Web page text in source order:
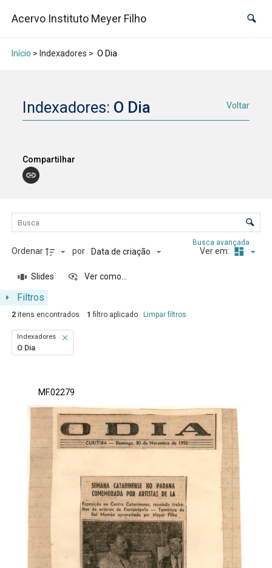
Acervo Instituto Meyer Filho
Início > Indexadores > O Dia
Indexadores: O Dia Voltar
Compartilhar
Lista de itens
Controle de ordenação e visualização
Filtros
Busca avançada
Ordenar por Data de criação Ver em:
Slides Ver como...
2itens encontrados 1 filtro aplicado Limpar filtros
Indexadores
O Dia
Resultados da lista de itens
MF.02279